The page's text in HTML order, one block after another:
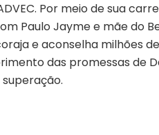
Por meio de sua
Paulo Jayme e mãe do
e aconselha milhões
das promessas de